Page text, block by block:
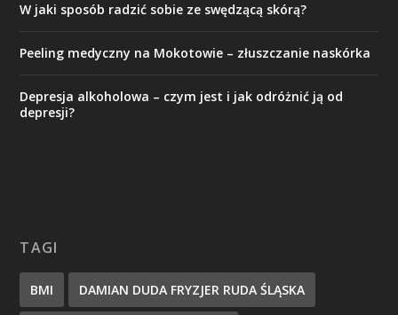
W jaki sposób radzić sobie ze swędzącą skórą?
Peeling medyczny na Mokotowie – złuszczanie naskórka
Depresja alkoholowa – czym jest i jak odróżnić ją od
depresji?
TAGI
BMI DAMIAN DUDA FRYZJER RUDA ŚLĄSKA